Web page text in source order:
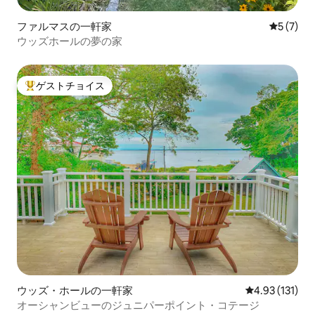
ファルマスの一軒家 レビュー
5 (7)
ウッズホールの夢の家
大好評のゲストチョイスです。
ゲストチョイス
ウッズ・ホールの一軒家 レビュー131
4.93 (131)
オーシャンビューのジュニパーポイント・コテージ